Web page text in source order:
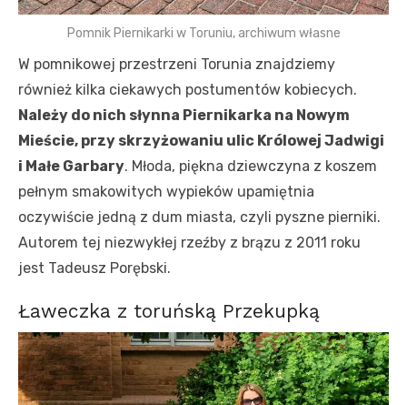
Pomnik Piernikarki w Toruniu, archiwum własne
W pomnikowej przestrzeni Torunia znajdziemy
również kilka ciekawych postumentów kobiecych.
Należy do nich słynna Piernikarka na Nowym
Mieście, przy skrzyżowaniu ulic Królowej Jadwigi
i Małe Garbary. Młoda, piękna dziewczyna z koszem
pełnym smakowitych wypieków upamiętnia
oczywiście jedną z dum miasta, czyli pyszne pierniki.
Autorem tej niezwykłej rzeźby z brązu z 2011 roku
jest Tadeusz Porębski.
Ławeczka z toruńską Przekupką